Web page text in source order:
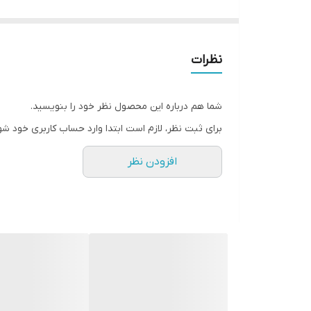
نظرات
شما هم درباره این محصول نظر خود را بنویسید.
برای ثبت نظر، لازم است ابتدا وارد حساب کاربری خود
افزودن نظر